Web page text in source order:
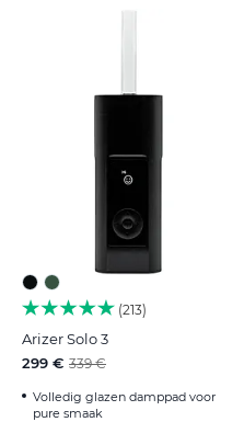
213
Arizer Solo 3
299 € 339 €
Volledig glazen damppad voor
pure smaak